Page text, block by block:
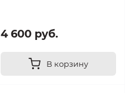
4 600 руб.
В корзину